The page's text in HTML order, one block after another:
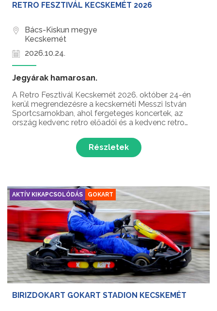
RETRO FESZTIVÁL KECSKEMÉT 2026
Bács-Kiskun megye
Kecskemét
2026.10.24.
Jegyárak hamarosan.
A Retro Fesztivál Kecskemét 2026. október 24-én
kerül megrendezésre a kecskeméti Messzi István
Sportcsarnokban, ahol fergeteges koncertek, az
ország kedvenc retro előadói és a kedvenc retro
környékének legnagyobb retro fesztiválján!
Részletek
AKTÍV KIKAPCSOLÓDÁS GOKART
BIRIZDOKART GOKART STADION KECSKEMÉT